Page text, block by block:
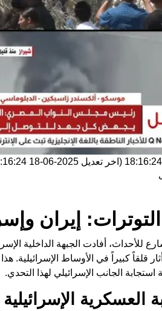
(اخر تعديل 2025-06-18 18:16:24
إيران
للأحداث، أفادت الجبهة الداخلية
أثار قلقاً كبيراً في الأوساط
استجابة الجانب الإسرائيلي لهذا التحدي.
العسكرية الإسرائيلية